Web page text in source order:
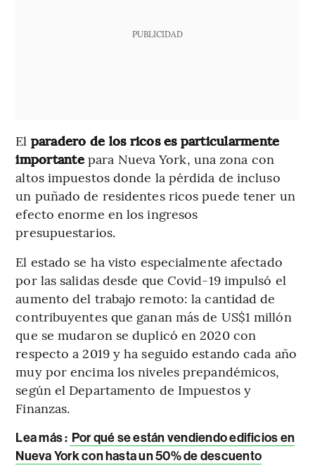
PUBLICIDAD
El paradero de los ricos es particularmente
importantepara Nueva York, una zona con
altos impuestos donde la pérdida de incluso
un puñado de residentes ricos puede tener un
efecto enorme en los ingresos
presupuestarios.
El estado se ha visto especialmente afectado
por las salidas desde que Covid-19 impulsó el
aumento del trabajo remoto: la cantidad de
contribuyentes que ganan más de US$1 millón
que se mudaron se duplicó en 2020 con
respecto a 2019 y ha seguido estando cada año
muy por encima los niveles prepandémicos,
según el Departamento de Impuestos y
Finanzas.
Lea más : Por qué se están vendiendo edificios en
Nueva York con hasta un 50% de descuento